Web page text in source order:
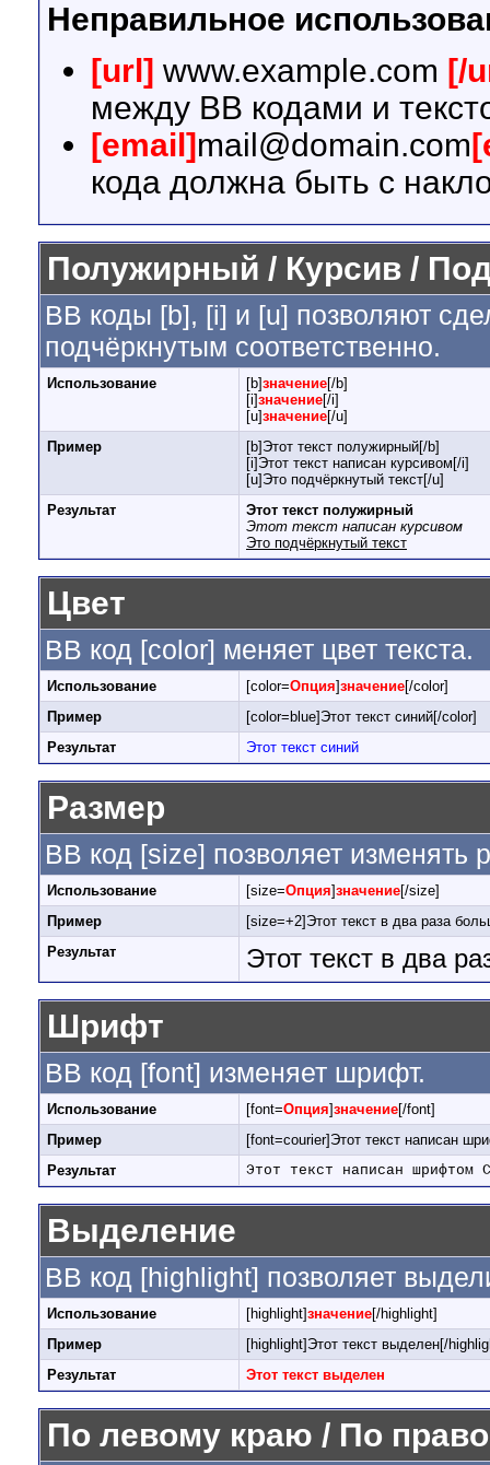
Неправильное
[url] www.example.com [/
между BB кодами и
[email] mail@domain.com
кода должна быть с
Полужирный / Курсив /
BB коды [b], [i] и [u] позволяют
подчёркнутым соответственно.
Использование [b]значение[/b]
[i]значение[/i]
[u]значение[/u]
Пример
[b]Этот текст полужирный[/b]
[i]Этот текст написан курсивом[/i]
[u]Это подчёркнутый текст[/u]
Результат
Этот текст полужирный
Этот текст написан курсивом
Это подчёркнутый текст
Цвет
BB код [color] меняет цвет текста.
Использование [color=Опция]значение[/color]
Пример
[color=blue]Этот текст синий[/color]
Результат
Этот текст синий
Размер
BB код [size] позволяет
Использование [size=Опция]значение[/size]
Пример
[size=+2]Этот текст в два раза
Результат
Этот текст в два
Шрифт
BB код [font] изменяет шрифт.
Использование [font=Опция]значение[/font]
Пример
[font=courier]Этот текст написан
Результат
Этот текст написан шрифтом
Выделение
BB код [highlight] позволяет
Использование [highlight]значение[/highlight]
Пример
[highlight]Этот текст выделен[/
Результат
Этот текст выделен
По левому краю / По